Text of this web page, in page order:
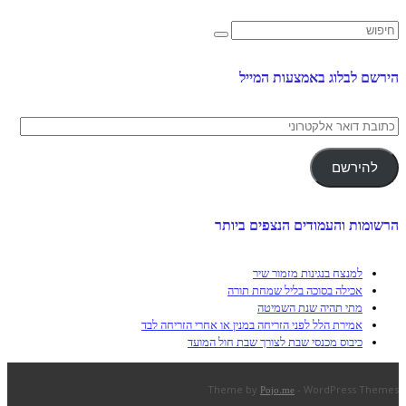
הירשם לבלוג באמצעות המייל
כתובת
אלקטרוני
להירשם
הרשומות והעמודים הנצפים ביותר
למנצח בנגינות מזמור שיר
אכילה בסוכה בליל שמחת תורה
מתי תהיה שנת השמיטה
אמירת הלל לפני הזריחה במנין או אחרי הזריחה לבד
כיבוס מכנסי שבת לצורך שבת חול המועד
Theme by Pojo.me - WordPress Themes